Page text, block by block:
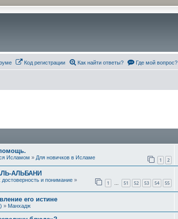
Код регистрации Как найти ответы? Где мой вопрос?
1 2
Исламом » Для новичков в Исламе
АЛЬБАНИ
1 … 51 52 53 54 55
и понимание »
его истине
» Манхадж